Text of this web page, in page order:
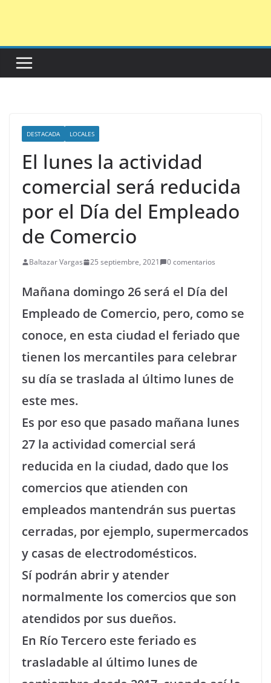
DESTACADA LOCALES
El lunes la actividad
comercial será reducida
por el Día del Empleado
de Comercio
Baltazar Vargas 25 septiembre, 2021 0 comentarios
Mañana domingo 26 será el Día del
Empleado de Comercio, pero, como se
conoce, en esta ciudad el feriado que
tienen los mercantiles para celebrar
su día se traslada al último lunes de
este mes.
Es por eso que pasado mañana lunes
27 la actividad comercial será
reducida en la ciudad, dado que los
comercios que atienden con
empleados mantendrán sus puertas
cerradas, por ejemplo, supermercados
y casas de electrodomésticos.
Sí podrán abrir y atender
normalmente los comercios que son
atendidos por sus dueños.
En Río Tercero este feriado es
trasladable al último lunes de